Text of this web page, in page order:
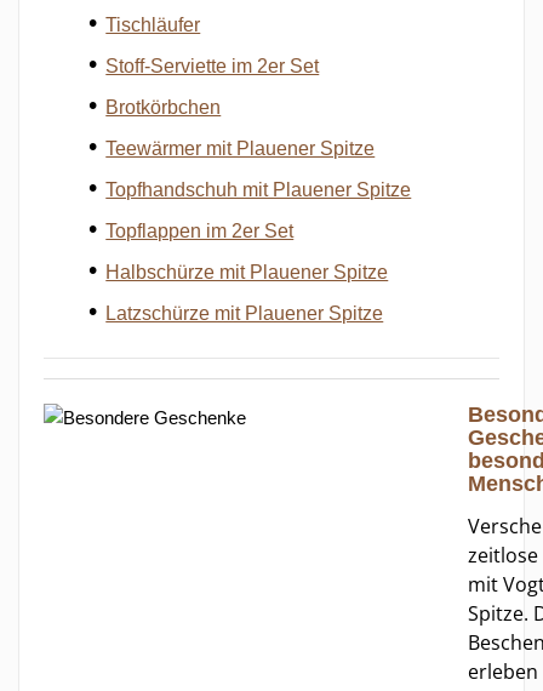
Tischläufer
Stoff-Serviette im 2er Set
Brotkörbchen
Teewärmer mit Plauener Spitze
Topfhandschuh mit Plauener Spitze
Topflappen im 2er Set
Halbschürze mit Plauener Spitze
Latzschürze mit Plauener Spitze
mit
Spitze.
erleben